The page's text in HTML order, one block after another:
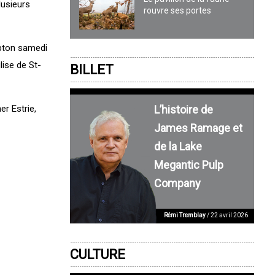
samedi
de St-
Estrie,
rouvre ses portes
BILLET
L’histoire de
James Ramage et
de la Lake
Megantic Pulp
Company
Rémi Tremblay/ 22 avril 2026
CULTURE